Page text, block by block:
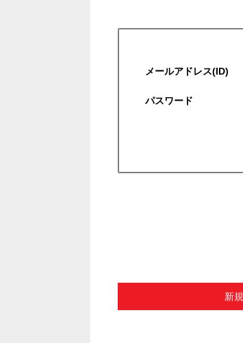
メールアドレス(ID)
パスワード
新